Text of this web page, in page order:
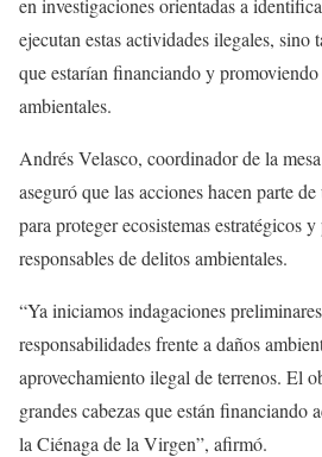
en investigaciones orientadas a
ejecutan estas actividades ilegales, sino
que estarían financiando y promoviendo
ambientales.
Andrés Velasco, coordinador de la
aseguró que las acciones hacen parte
para proteger ecosistemas estratégicos
responsables de delitos ambientales.
“Ya iniciamos indagaciones
responsabilidades frente a daños
aprovechamiento ilegal de terrenos. El
grandes cabezas que están financiando
la Ciénaga de la Virgen”, afirmó.